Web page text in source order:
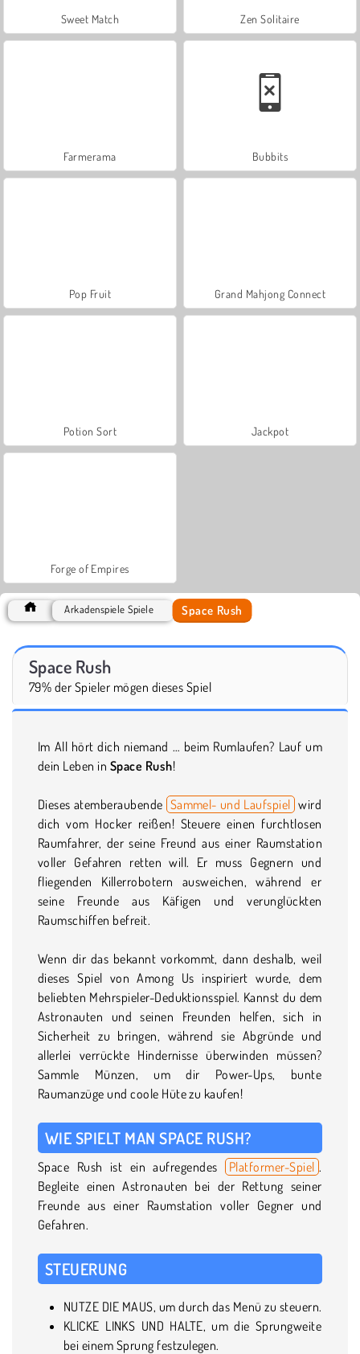
Sweet Match Zen Solitaire
Farmerama Bubbits
Pop Fruit Grand Mahjong Connect
Potion Sort Jackpot
Forge of Empires
Arkadenspiele Spiele Space Rush
Space Rush
79% der Spieler mögen dieses Spiel
Im All hört dich niemand … beim Rumlaufen? Lauf um
dein Leben in Space Rush!
Dieses atemberaubende Sammel- und Laufspiel wird
dich vom Hocker reißen! Steuere einen furchtlosen
Raumfahrer, der seine Freund aus einer Raumstation
voller Gefahren retten will. Er muss Gegnern und
fliegenden Killerrobotern ausweichen, während er
seine Freunde aus Käfigen und verunglückten
Raumschiffen befreit.
Wenn dir das bekannt vorkommt, dann deshalb, weil
dieses Spiel von Among Us inspiriert wurde, dem
beliebten Mehrspieler-Deduktionsspiel. Kannst du dem
Astronauten und seinen Freunden helfen, sich in
Sicherheit zu bringen, während sie Abgründe und
allerlei verrückte Hindernisse überwinden müssen?
Sammle Münzen, um dir Power-Ups, bunte
Raumanzüge und coole Hüte zu kaufen!
WIE SPIELT MAN SPACE RUSH?
Space Rush ist ein aufregendes Platformer-Spiel .
Begleite einen Astronauten bei der Rettung seiner
Freunde aus einer Raumstation voller Gegner und
Gefahren.
STEUERUNG
NUTZE DIE MAUS, um durch das Menü zu steuern.
KLICKE LINKS UND HALTE, um die Sprungweite
bei einem Sprung festzulegen.